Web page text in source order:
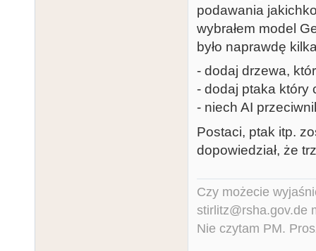
podawania
wybrałem model
było naprawdę
- dodaj drzewa,
- dodaj ptaka który
- niech AI
Postaci, ptak itp.
dopowiedział, że
Czy możecie
stirlitz@rsha.gov.de
Nie czytam PM.